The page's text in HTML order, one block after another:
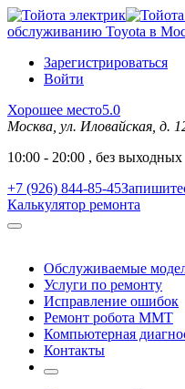
обслуживанию Toyota в
Зарегистрироваться
Войти
Хорошее место5.0
Москва, ул. Иловайская, д.
10:00 - 20:00 , без выходных
+7 (926) 844-85-45
Калькулятор ремонта
Обслуживаемые
Услуги по ремонту
Исправление ошибок
Ремонт робота MMT
Компьютерная
Контакты